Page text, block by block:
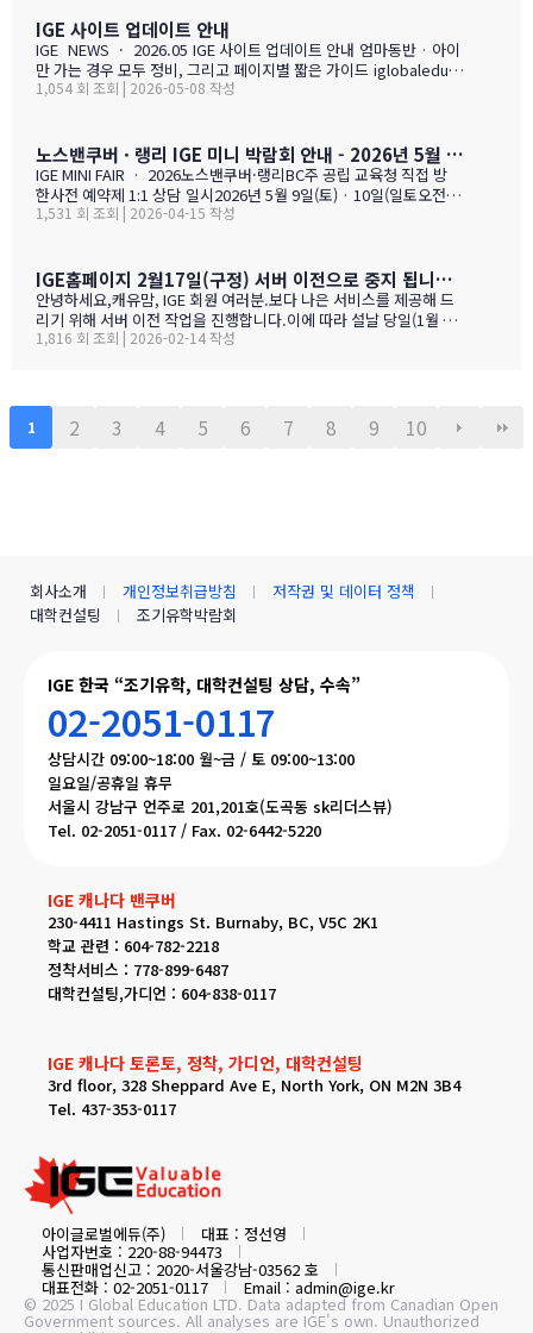
IGE 사이트 업데이트 안내
IGE NEWS · 2026.05 IGE 사이트 업데이트 안내 엄마동반 · 아이
만 가는 경우 모두 정비, 그리고 페이지별 짧은 가이드 iglobaleduca
tion.org 가 새로 업데이트되었습니다. 이번에는 "엄마동반"과 "아
학비 + 2베드 기준 렌트비 + 자녀 한 명 기준 생활비를 모두 합친 1년
예산을 교육청별로 비교해 보실 수 있습니다. 추천 사립학교와 유학
맘들의 리얼한 후기도 같은 페이지에 함께 모았습니다. 자녀가 혼자
가는 경우, 홈스테이·보딩스쿨·관리형 세 가지 형태를 한 …
1,054 회 조회 | 2026-05-08 작성
노스밴쿠버 · 랭리 IGE 미니 박람회 안내 - 2026년 5월 9일(토) · 10일(일)
IGE MINI FAIR · 2026노스밴쿠버·랭리BC주 공립 교육청 직접 방
한사전 예약제 1:1 상담 일시2026년 5월 9일(토) · 10일(일토오전 1
1시 — 오후 3시장소IGE 도곡동 사무실서울시 강남구 언주로 201, 2
가등록 폼으로 이동합니다SECTION 01 · 방한 교육청노스밴쿠버
교육청NORTH VANCOUVER · SD 44 밴쿠버 다운타운에서 Lions
Gate Bridge를 건너면 20분 내로 도착하는 근교 주거 중심 지역입
니다. 산·바다·숲이 어우러진 자연환경과, 밴쿠버 메트로 지역 중 가
1,531 회 조회 | 2026-04-15 작성
IGE홈페이지 2월17일(구정) 서버 이전으로 중지 됩니다.- 이해 부탁 드리며
안녕하세요,캐유맘, IGE 회원 여러분.보다 나은 서비스를 제공해 드
리기 위해 서버 이전 작업을 진행합니다.이에 따라 설날 당일(1월 29
일) 오전 중 IGE 홈페이지(iglobaleducation.org) 접속이 일시적으
GE (I Global Education)
1,816 회 조회 | 2026-02-14 작성
1 2 3 4 5 6 7 8 9 10
IGE 한국 “조기유학, 대학컨설팅 상담, 수속”
02-2051-0117
상담시간 09:00~18:00 월~금 / 토 09:00~13:00
일요일/공휴일 휴무
서울시 강남구 언주로 201,201호(도곡동 sk리더스뷰)
Tel. 02-2051-0117 / Fax. 02-6442-5220
IGE 캐나다 밴쿠버
230-4411 Hastings St. Burnaby, BC, V5C 2K1
학교 관련 : 604-782-2218
정착서비스 : 778-899-6487
대학컨설팅,가디언 : 604-838-0117
IGE 캐나다 토론토, 정착, 가디언, 대학컨설팅
3rd floor, 328 Sheppard Ave E, North York, ON M2N 3B4
Tel. 437-353-0117
아이글로벌에듀(주) 대표 : 정선영
사업자번호 : 220-88-94473
통신판매업신고 : 2020-서울강남-03562 호
대표전화 : 02-2051-0117 Email : admin@ige.kr
회사소개 개인정보취급방침
저작권 및 데이터 정책
대학컨설팅
조기유학박람회
© 2025 I Global Education LTD. Data adapted from Canadian Open
Government sources. All analyses are IGE's own. Unauthorized